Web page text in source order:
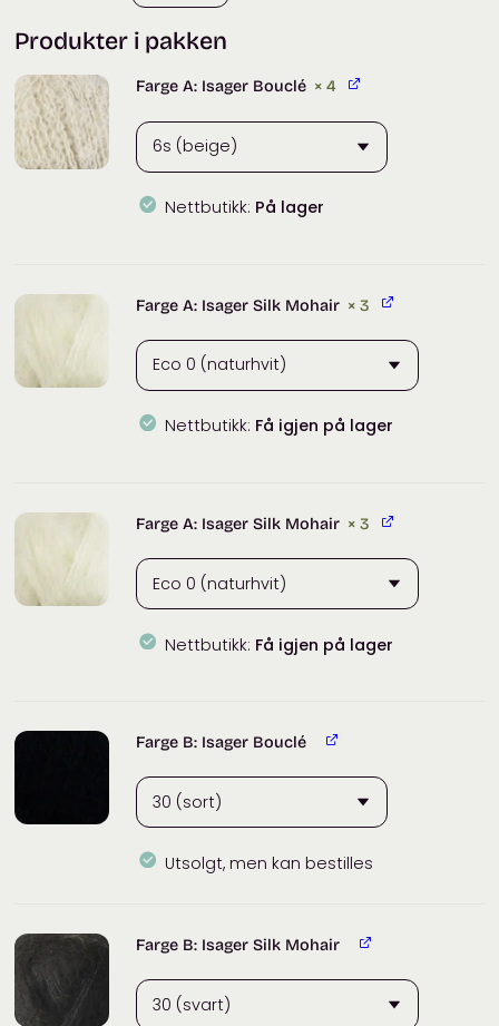
Produkter i pakken
Farge A: Isager Bouclé × 4
Nettbutikk: På lager
Farge A: Isager Silk Mohair × 3
Nettbutikk: Få igjen på lager
antall
Farge A: Isager Silk Mohair × 3
Nettbutikk: Få igjen på lager
antall
Farge B: Isager Bouclé
Utsolgt, men kan bestilles
Farge B: Isager Silk Mohair